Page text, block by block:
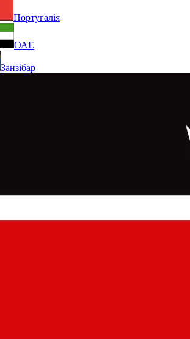
Португалія
ОАЕ
Занзібар